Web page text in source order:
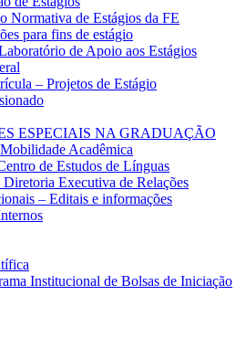
Normativa de Estágios da FE
para fins de estágio
de Apoio aos Estágios
– Projetos de Estágio
ESPECIAIS NA GRADUAÇÃO
Acadêmica
de Estudos de Línguas
Executiva de Relações
– Editais e informações
Institucional de Bolsas de Iniciação